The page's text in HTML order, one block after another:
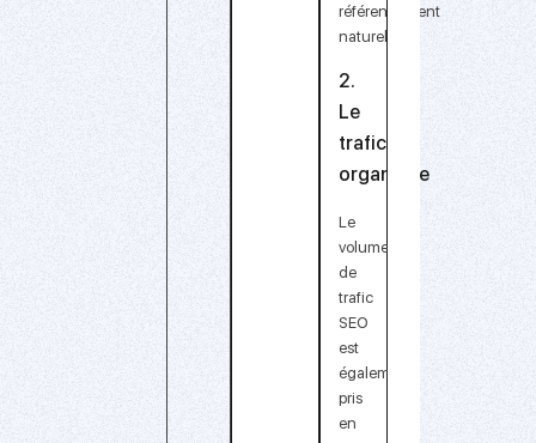
référencement
naturel.
2.
Le
trafic
organique
Le
volume
de
trafic
SEO
est
également
pris
en